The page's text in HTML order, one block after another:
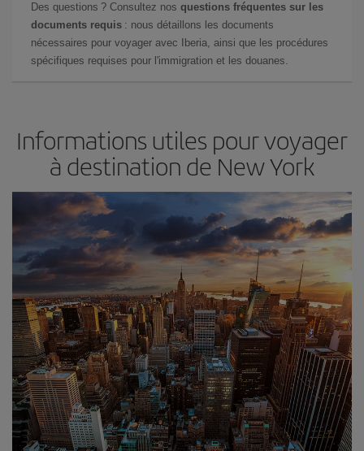
Des questions ? Consultez nos questions fréquentes sur les
documents requis : nous détaillons les documents
nécessaires pour voyager avec Iberia, ainsi que les procédures
spécifiques requises pour l'immigration et les douanes.
Informations utiles pour voyager
à destination de New York